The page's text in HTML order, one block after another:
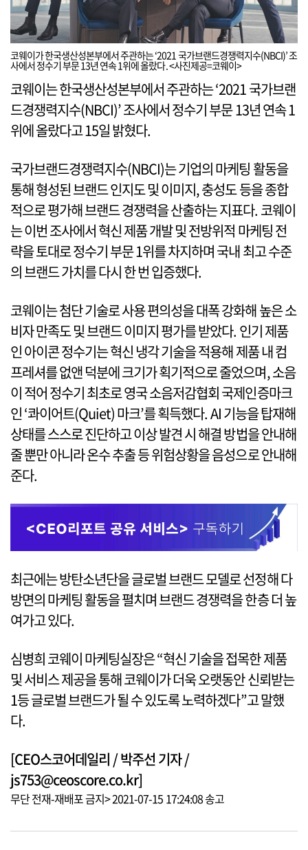
코웨이가 한국생산성본부에서 주관하는 ‘2021 국가브랜드경쟁력지수(NBCI)’ 조
사에서 정수기 부문 13년 연속 1위에 올랐다. <사진제공=코웨이>
코웨이는 한국생산성본부에서 주관하는 ‘2021 국가브랜
드경쟁력지수(NBCI)’ 조사에서 정수기 부문 13년 연속 1
위에 올랐다고 15일 밝혔다.
국가브랜드경쟁력지수(NBCI)는 기업의 마케팅 활동을
통해 형성된 브랜드 인지도 및 이미지, 충성도 등을 종합
적으로 평가해 브랜드 경쟁력을 산출하는 지표다. 코웨이
는 이번 조사에서 혁신 제품 개발 및 전방위적 마케팅 전
략을 토대로 정수기 부문 1위를 차지하며 국내 최고 수준
의 브랜드 가치를 다시 한 번 입증했다.
코웨이는 첨단 기술로 사용 편의성을 대폭 강화해 높은 소
비자 만족도 및 브랜드 이미지 평가를 받았다. 인기 제품
인 아이콘 정수기는 혁신 냉각 기술을 적용해 제품 내 컴
프레셔를 없앤 덕분에 크기가 획기적으로 줄었으며, 소음
이 적어 정수기 최초로 영국 소음저감협회 국제인증마크
인 ‘콰이어트(Quiet) 마크’를 획득했다. AI 기능을 탑재해
상태를 스스로 진단하고 이상 발견 시 해결 방법을 안내해
줄 뿐만 아니라 온수 추출 등 위험상황을 음성으로 안내해
준다.
최근에는 방탄소년단을 글로벌 브랜드 모델로 선정해 다
방면의 마케팅 활동을 펼치며 브랜드 경쟁력을 한층 더 높
여가고 있다.
심병희 코웨이 마케팅실장은 “혁신 기술을 접목한 제품
및 서비스 제공을 통해 코웨이가 더욱 오랫동안 신뢰받는
1등 글로벌 브랜드가 될 수 있도록 노력하겠다”고 말했
다.
[CEO스코어데일리 / 박주선 기자 /
js753@ceoscore.co.kr]
무단 전재-재배포 금지> 2021-07-15 17:24:08 송고